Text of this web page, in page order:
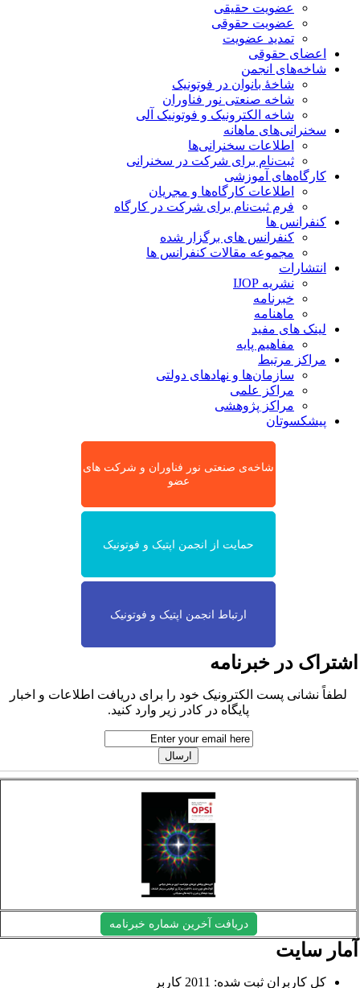
عضویت حقیقی
عضویت حقوقی
تمدید عضویت
اعضای حقوقی
شاخه‌های انجمن
شاخۀ بانوان در فوتونیک
شاخه صنعتی نور فناوران
شاخه‌ الکترونیک و فوتونیک آلی
سخنرانی‌های ماهانه
اطلاعات سخنرانی‌‌ها
ثبت‌نام برای شرکت در سخنرانی
کارگاه‌های آموزشی
اطلاعات کارگاه‌ها و مجریان
فرم ثبت‌نام برای شرکت در کارگاه
کنفرانس ها
کنفرانس های برگزار شده
مجموعه مقالات کنفرانس ها
انتشارات
نشریه IJOP
خبرنامه
ماهنامه
لینک های مفید
مفاهیم پایه
مراکز مرتبط
سازمان‌ها و نهادهای دولتی
مراکز علمی
مراکز پژوهشی
پیشکسوتان
شاخه‌ی صنعتی نور فناوران و شرکت های
عضو
حمایت از انجمن اپتیک و فوتونیک
ارتباط انجمن اپتیک و فوتونیک
در خبرنامه
لطفاً نشانی پست الکترونیک خود را برای دریافت اطلاعات و اخبار
پایگاه در کادر زیر وارد کنید.
دریافت آخرین شماره خبرنامه
سایت
کل کاربران ثبت شده: 2011 کاربر